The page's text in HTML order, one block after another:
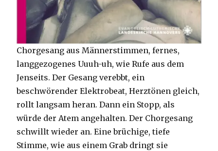
Chorgesang aus Männerstimmen, fernes,
langgezogenes Uuuh-uh, wie Rufe aus dem
Jenseits. Der Gesang verebbt, ein
beschwörender Elektrobeat, Herztönen gleich,
rollt langsam heran. Dann ein Stopp, als
würde der Atem angehalten. Der Chorgesang
schwillt wieder an. Eine brüchige, tiefe
Stimme, wie aus einem Grab dringt sie